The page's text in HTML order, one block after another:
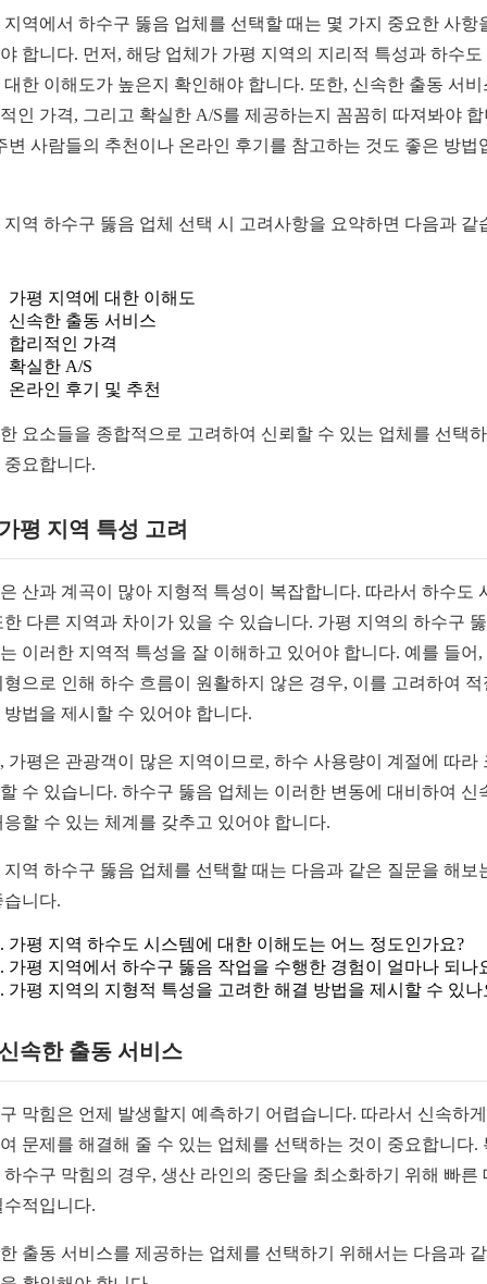
지역에서 하수구 뚫음 업체를 선택할 때는 몇 가지 중요한 사항
합니다. 먼저, 해당 업체가 가평 지역의 지리적 특성과 하수도
대한 이해도가 높은지 확인해야 합니다. 또한, 신속한 출동 서비
인 가격, 그리고 확실한 A/S를 제공하는지 꼼꼼히 따져봐야 합
변 사람들의 추천이나 온라인 후기를 참고하는 것도 좋은 방법
지역 하수구 뚫음 업체 선택 시 고려사항을 요약하면 다음과 같
가평 지역에 대한 이해도
신속한 출동 서비스
합리적인 가격
확실한 A/S
온라인 후기 및 추천
요소들을 종합적으로 고려하여 신뢰할 수 있는 업체를 선택
중요합니다.
평 지역 특성 고려
산과 계곡이 많아 지형적 특성이 복잡합니다. 따라서 하수도
한 다른 지역과 차이가 있을 수 있습니다. 가평 지역의 하수구
이러한 지역적 특성을 잘 이해하고 있어야 합니다. 예를 들어,
형으로 인해 하수 흐름이 원활하지 않은 경우, 이를 고려하여 적
방법을 제시할 수 있어야 합니다.
가평은 관광객이 많은 지역이므로, 하수 사용량이 계절에 따라
수 있습니다. 하수구 뚫음 업체는 이러한 변동에 대비하여 신
응할 수 있는 체계를 갖추고 있어야 합니다.
지역 하수구 뚫음 업체를 선택할 때는 다음과 같은 질문을 해보
습니다.
가평 지역 하수도 시스템에 대한 이해도는 어느 정도인가요?
가평 지역에서 하수구 뚫음 작업을 수행한 경험이 얼마나 되나
가평 지역의 지형적 특성을 고려한 해결 방법을 제시할 수 있나
속한 출동 서비스
막힘은 언제 발생할지 예측하기 어렵습니다. 따라서 신속하
문제를 해결해 줄 수 있는 업체를 선택하는 것이 중요합니다.
하수구 막힘의 경우, 생산 라인의 중단을 최소화하기 위해 빠른
수적입니다.
출동 서비스를 제공하는 업체를 선택하기 위해서는 다음과